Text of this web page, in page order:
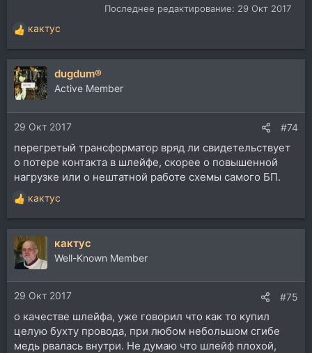
Последнее редактирование: 29 Окт 2017
Р
е
а
к
ц
и
и
:
кактус
dugdum®
Active Member
29 Окт 2017 #74
перегретый трансформатор вряд ли свидетельствует
о потере контакта в шлейфе, скорее о повышенной
нагрузке или о нештатной работе схемы самого БП.
Р
е
а
к
ц
и
и
:
кактус
кактус
Well-Known Member
29 Окт 2017 #75
о качестве шлейфа, уже говорил что как то купил
целую бухту провода, при любом небольшом сгибе
медь рвалась внутри. Не думаю что шлейф плохой,